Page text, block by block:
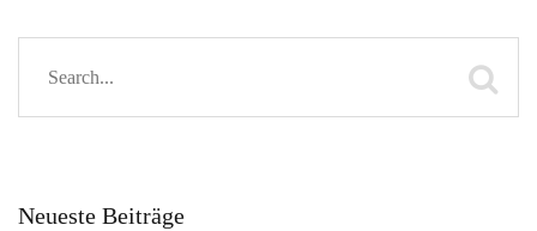
Neueste Beiträge